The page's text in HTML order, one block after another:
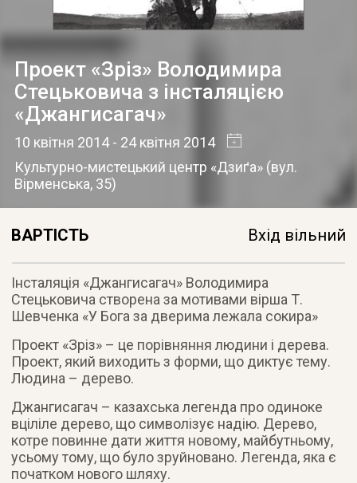
Проект «Зріз» Володимира
Стецьковича з інсталяцією
«Джангисагач»
10 квітня 2014- 24 квітня 2014
Культурно-мистецький центр «Дзиґа» (вул.
Вірменська, 35)
ВАРТІСТЬ Вхід вільний
Інсталяція «Джангисагач» Володимира
Стецьковича створена за мотивами вірша Т.
Шевченка «У Бога за дверима лежала сокира»
Проект «Зріз» – це порівняння людини і дерева.
Проект, який виходить з форми, що диктує тему.
Людина – дерево.
Джангисагач – казахська легенда про одиноке
вціліле дерево, що символізує надію. Дерево,
котре повинне дати життя новому, майбутньому,
усьому тому, що було зруйновано. Легенда, яка є
початком нового шляху.